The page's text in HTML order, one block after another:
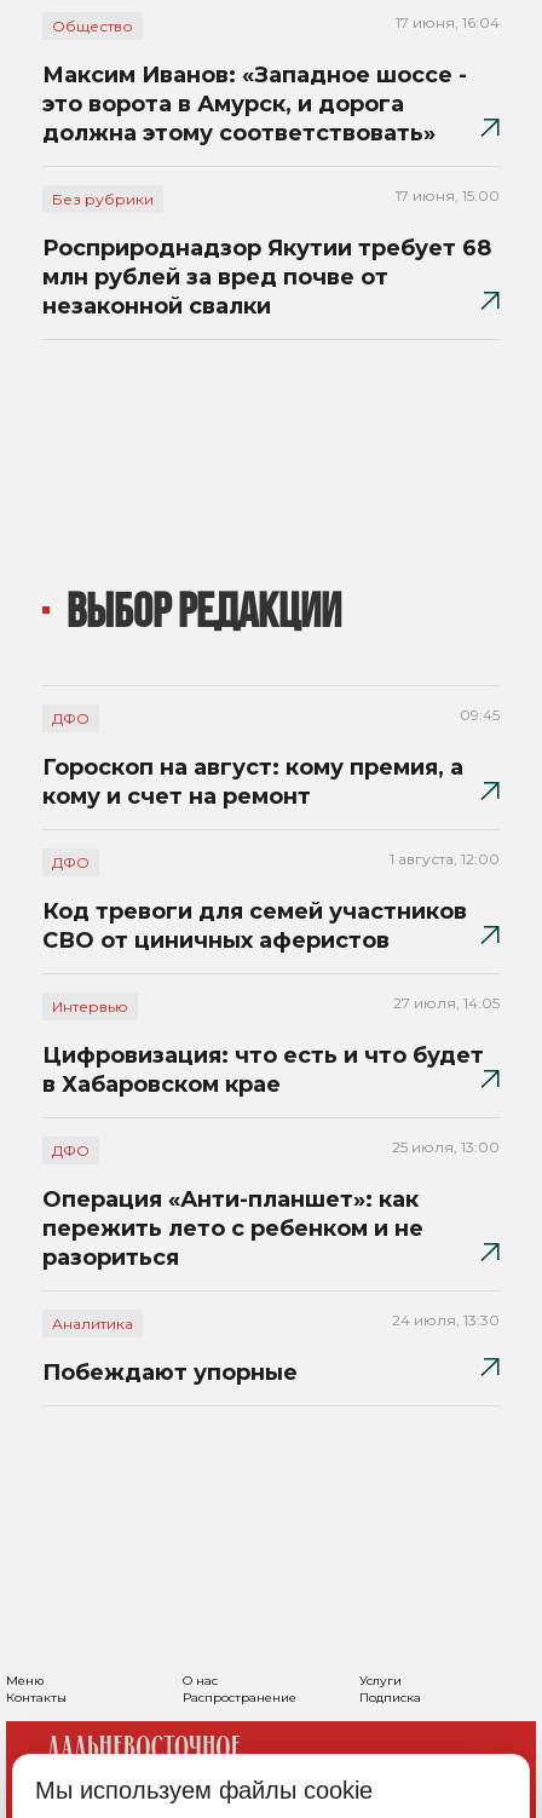
Общество 17 июня, 16:04
Максим Иванов: «Западное шоссе -
это ворота в Амурск, и дорога
должна этому соответствовать»
Без рубрики 17 июня, 15:00
Росприроднадзор Якутии требует 68
млн рублей за вред почве от
незаконной свалки
ВЫБОР РЕДАКЦИИ
ДФО 09:45
Гороскоп на август: кому премия, а
кому и счет на ремонт
ДФО 1 августа, 12:00
Код тревоги для семей участников
СВО от циничных аферистов
Интервью 27 июля, 14:05
Цифровизация: что есть и что будет
в Хабаровском крае
ДФО 25 июля, 13:00
Операция «Анти-планшет»: как
пережить лето с ребенком и не
разориться
Аналитика 24 июля, 13:30
Побеждают упорные
Меню О нас
Услуги
Контакты
Распространение Подписка
Мы используем файлы cookie